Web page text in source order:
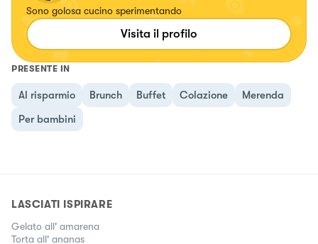
Sono golosa cucino sperimentando
Visita il profilo
PRESENTE IN
Al risparmio Brunch Buffet Colazione
Merenda
Per bambini
LASCIATI ISPIRARE
Gelato all' amarena
Torta all' ananas